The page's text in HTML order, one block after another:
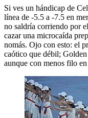
Si ves un hándicap de
línea de -5.5 a -7.5 en
no saldría corriendo por
cazar una microcaída
nomás. Ojo con esto: el
caótico que débil;
aunque con menos filo